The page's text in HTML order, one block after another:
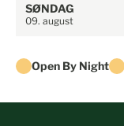
SØNDAG
09. august
Open By Night